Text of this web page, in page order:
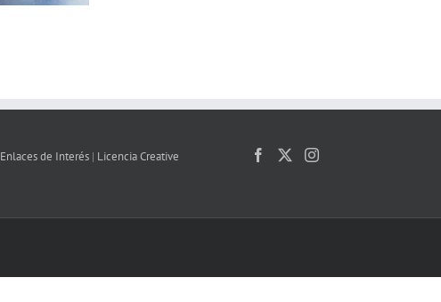
Enlaces de Interés | Licencia Creative